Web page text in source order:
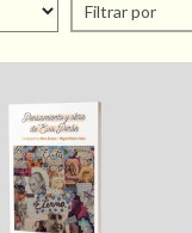
Filtrar por